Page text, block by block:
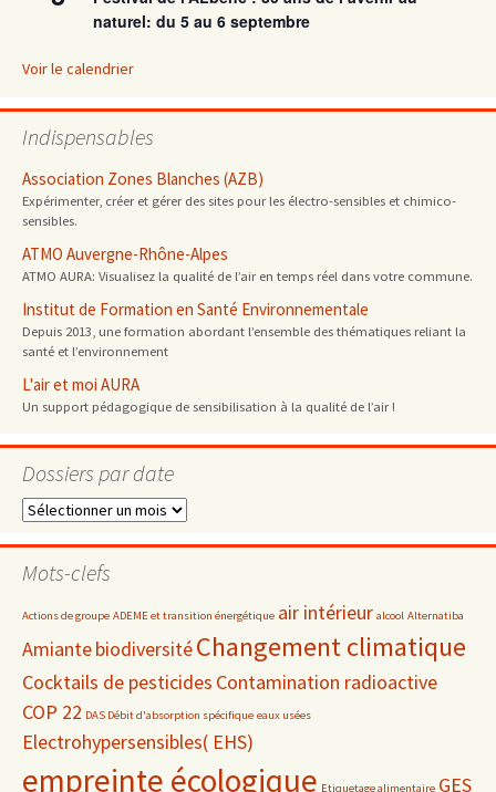
naturel: du 5 au 6 septembre
Voir le calendrier
Indispensables
Association Zones Blanches (AZB)
Expérimenter, créer et gérer des sites pour les électro-sensibles et chimico-
sensibles.
ATMO Auvergne-Rhône-Alpes
ATMO AURA: Visualisez la qualité de l’air en temps réel dans votre commune.
Institut de Formation en Santé Environnementale
Depuis 2013, une formation abordant l’ensemble des thématiques reliant la
santé et l’environnement
L'air et moi AURA
Un support pédagogique de sensibilisation à la qualité de l’air !
Dossiers par date
Dossiers
date
Mots-clefs
Actions de groupe ADEME et transition énergétique air intérieur alcool Alternatiba
AmiantebiodiversitéChangement climatique
Cocktails de pesticides Contamination radioactive
COP 22 DAS Débit d'absorption spécifique eaux usées
Electrohypersensibles( EHS)
empreinte écologique Etiquetage alimentaire GES